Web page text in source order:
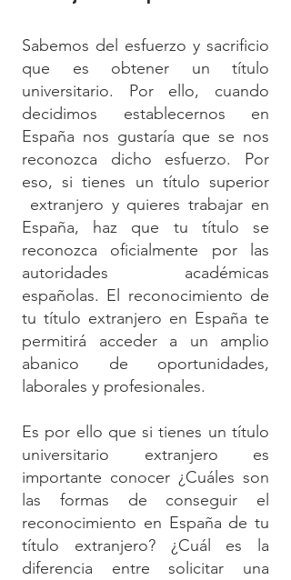
Sabemos del esfuerzo y sacrificio
que es obtener un título
universitario. Por ello, cuando
decidimos establecernos en
España nos gustaría que se nos
reconozca dicho esfuerzo. Por
eso, si tienes un título superior
extranjero y quieres trabajar en
España, haz que tu título se
reconozca oficialmente por las
autoridades académicas
españolas. El reconocimiento de
tu título extranjero en España te
permitirá acceder a un amplio
abanico de oportunidades,
laborales y profesionales.
Es por ello que si tienes un título
universitario extranjero es
importante conocer ¿Cuáles son
las formas de conseguir el
reconocimiento en España de tu
título extranjero? ¿Cuál es la
diferencia entre solicitar una